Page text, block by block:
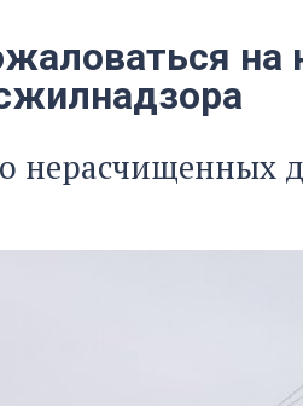
на
нерасчищенных